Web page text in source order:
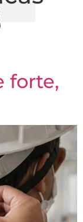
forte,